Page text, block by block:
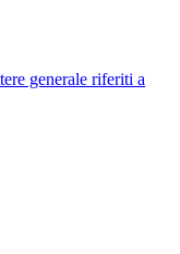
generale riferiti a